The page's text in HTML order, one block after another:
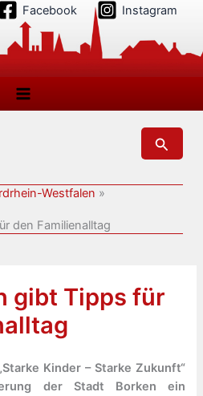
Facebook Instagram
Suchen
Westfalen
den Familienalltag
gibt Tipps für
Kinder – Starke Zukunft“
der Stadt Borken ein